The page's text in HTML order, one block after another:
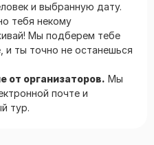
и выбранную дату.
тебя некому
Мы подберем тебе
и ты точно не останешься
от организаторов. Мы
почте и
тур.